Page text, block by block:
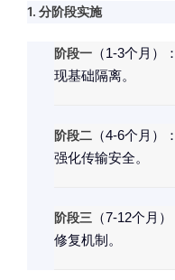
1. 分阶段实施
阶段一 （1-3个月
现基础隔离。
阶段二 （4-6个月）
强化传输安全。
阶段三 （7-12个月
修复机制。